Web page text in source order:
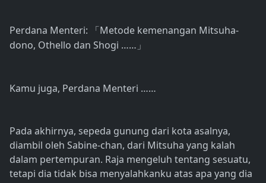
Perdana Menteri: 「 Metode kemenangan Mitsuha-
dono, Othello dan Shogi …… 」
Kamu juga, Perdana Menteri ……
Pada akhirnya, sepeda gunung dari kota asalnya,
diambil oleh Sabine-chan, dari Mitsuha yang kalah
dalam pertempuran. Raja mengeluh tentang sesuatu,
tetapi dia tidak bisa menyalahkanku atas apa yang dia